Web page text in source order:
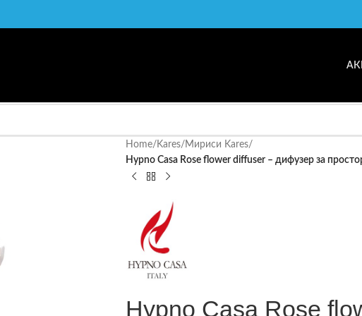
Home/ Kares/ Мириси Kares/
Hypno Casa Rose flower diffuser – дифузер за
Hypno Casa Rose